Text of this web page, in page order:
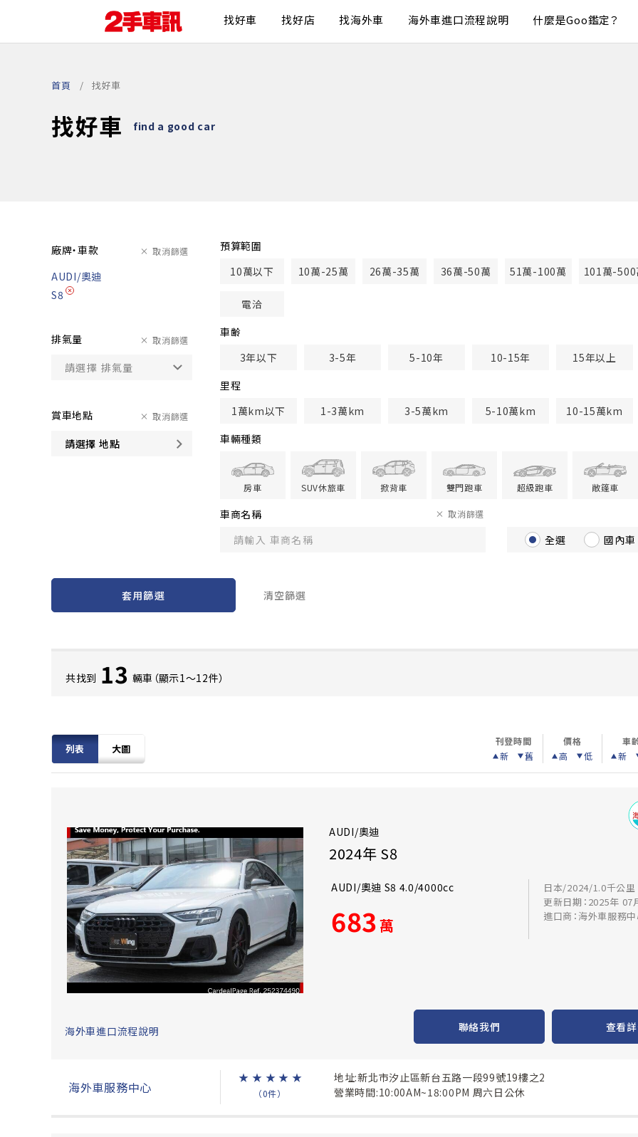
找好車 找好店 找海外車 海外車進口流程說明 什麼是Goo鑑定？
首頁 找好車
找好車 find a good car
廠牌・車款 取消篩選
AUDI/奧迪
S8
排氣量 取消篩選
賞車地點
請選擇 地點
取消篩選
預算範圍
10萬以下
10萬-25萬 26萬-35萬 36萬-50萬 51萬-100萬 101萬-500
電洽
車齢
3年以下
3-5年 5-10年 10-15年
15年以上
里程
1萬km以下
1-3萬km 3-5萬km 5-10萬km
10-15萬km
車輛種類
房車 SUV休旅車 掀背車 雙門跑車 超級跑車 敞篷車
車商名稱 取消篩選
全選 國內車
套用篩選 清空篩選
共找到 13 輛車（顯示1〜12件）
列表 大圖
刊登時間
新
舊
價格
高
低
車
新
AUDI/奧迪
2024年 S8
AUDI/奧迪 S8 4.0/4000cc
683萬
日本/2024/1.0千公里
更新日期：2025年 07
進口商：海外車服務
海外車進口流程說明 聯絡我們 查看
海外車服務中心
★ ★ ★ ★ ★
（0件）
地址:新北市汐止區新台五路一段99號19樓之2
營業時間:10:00AM~18:00PM 周六日公休